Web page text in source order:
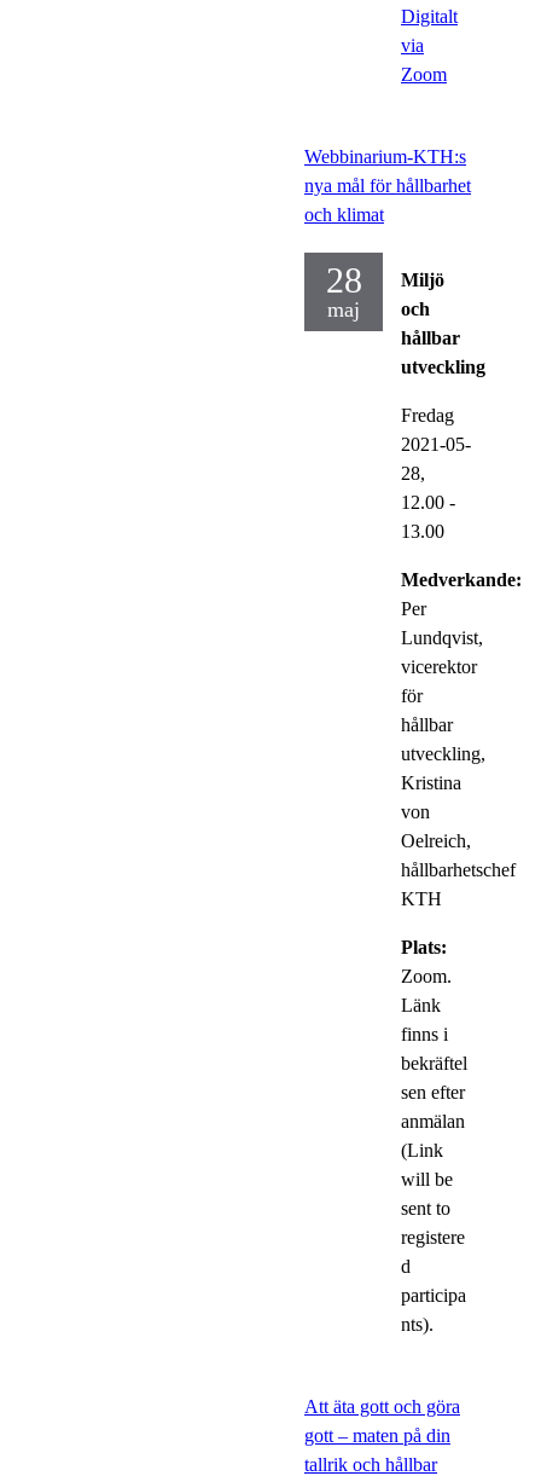
Digitalt
via
Zoom
Webbinarium-KTH:s
nya mål för hållbarhet
och klimat
28
maj
Miljö
och
hållbar
utveckling
Fredag
2021-05-
28,
12.00 -
13.00
Medverkande:
Per
Lundqvist,
vicerektor
för
hållbar
utveckling,
Kristina
von
Oelreich,
hållbarhetschef
KTH
Plats:
Zoom.
Länk
finns i
bekräftel
sen efter
anmälan
(Link
will be
sent to
registere
d
participa
nts).
Att äta gott och göra
gott – maten på din
tallrik och hållbar